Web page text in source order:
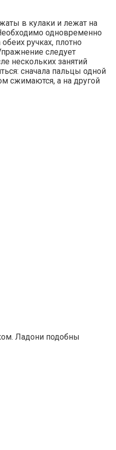
в кулаки и лежат на
одновременно
ручках, плотно
следует
нескольких занятий
сначала пальцы одной
сжимаются, а на другой
Ладони подобны